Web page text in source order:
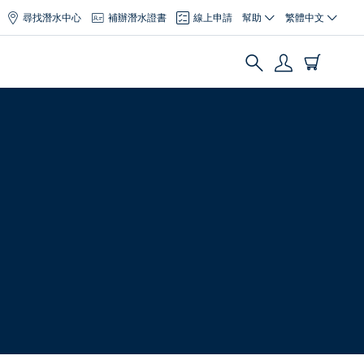
尋找潛水中心 補辦潛水證書 線上申請 幫助 繁體中文